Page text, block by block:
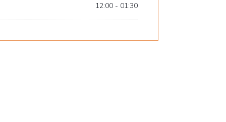
12:00 - 01:30